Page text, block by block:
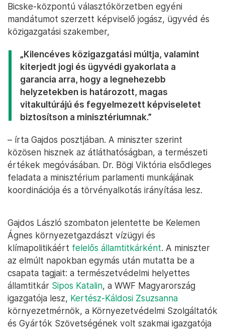
Bicske-központú választókörzetben egyéni
mandátumot szerzett képviselő jogász, ügyvéd és
közigazgatási szakember,
„Kilencéves közigazgatási múltja, valamint
kiterjedt jogi és ügyvédi gyakorlata a
garancia arra, hogy a legnehezebb
helyzetekben is határozott, magas
vitakultúrájú és fegyelmezett képviseletet
biztosítson a minisztériumnak.”
– írta Gajdos posztjában. A miniszter szerint
közösen hisznek az átláthatóságban, a természeti
értékek megóvásában. Dr. Bögi Viktória elsődleges
feladata a minisztérium parlamenti munkájának
koordinációja és a törvényalkotás irányítása lesz.
Gajdos László szombaton jelentette be Kelemen
Ágnes környezetgazdászt vízügyi és
klímapolitikáért felelős államtitkárként. A miniszter
az elmúlt napokban egymás után mutatta be a
csapata tagjait: a természetvédelmi helyettes
államtitkár Sipos Katalin, a WWF Magyarország
igazgatója lesz, Kertész-Káldosi Zsuzsanna
környezetmérnök, a Környezetvédelmi Szolgáltatók
és Gyártók Szövetségének volt szakmai igazgatója